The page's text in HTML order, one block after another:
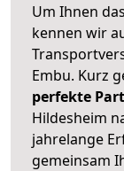
Um Ihnen
kennen wir
Embu. Kurz
perfekte
Hildesheim
jahrelange
gemeinsam